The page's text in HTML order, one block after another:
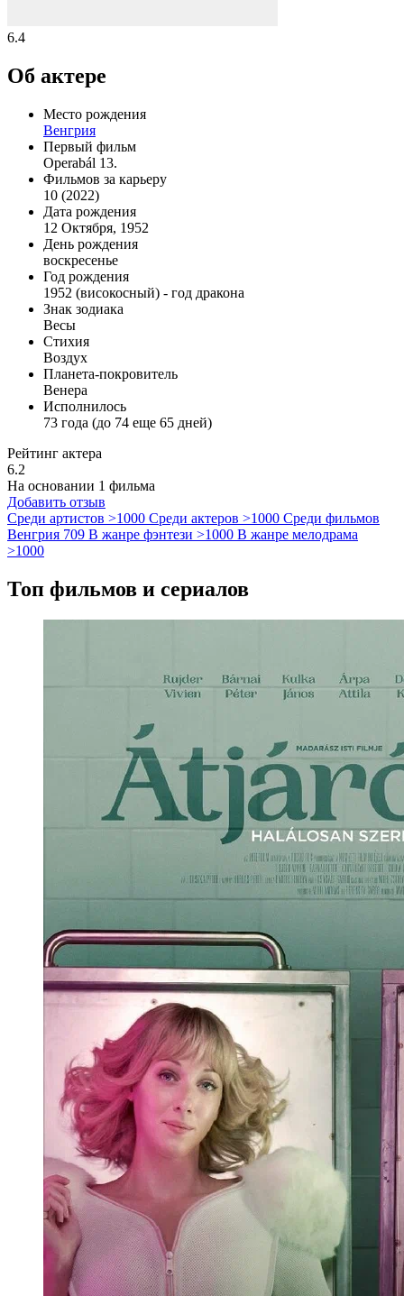
6.4
Об актере
Место рождения
Венгрия
Первый фильм
Operabál 13.
Фильмов за карьеру
10 (2022)
Дата рождения
12 Октября, 1952
День рождения
воскресенье
Год рождения
1952 (високосный) - год дракона
Знак зодиака
Весы
Стихия
Воздух
Планета-покровитель
Венера
Исполнилось
73 года (до 74 еще 65 дней)
Рейтинг актера
6.2
На основании 1 фильма
Добавить отзыв
Среди артистов >1000 Среди актеров >1000 Среди фильмов
Венгрия 709 В жанре фэнтези >1000 В жанре мелодрама
>1000
Топ фильмов и сериалов